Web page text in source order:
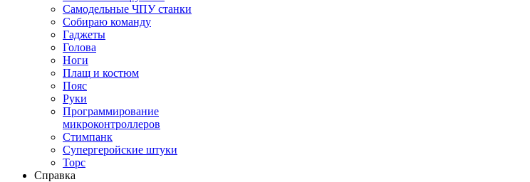
Самодельные ЧПУ станки
Собираю команду
Гаджеты
Голова
Ноги
Плащ и костюм
Пояс
Руки
Программирование
микроконтроллеров
Стимпанк
Супергеройские штуки
Торс
Справка